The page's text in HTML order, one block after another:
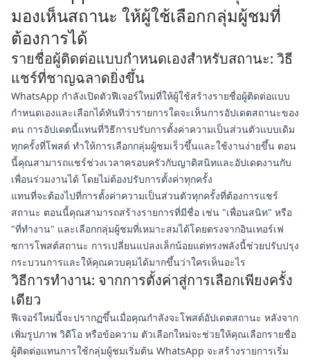
มองเห็นสถานะ ให้ผู้ใช้เลือกกลุ่มผู้ชมที่
ต้องการได้
รายชื่อผู้ติดต่อแบบกำหนดเองสำหรับสถานะ: วิธี
แชร์ที่ชาญฉลาดยิ่งขึ้น
WhatsApp กำลังเปิดตัวฟีเจอร์ใหม่ที่ให้ผู้ใช้สร้างรายชื่อผู้ติดต่อแบบ
กำหนดเองและเลือกได้ทันทีว่ารายการใดจะเห็นการอัปเดตสถานะของ
ตน การอัปเดตนี้แทนที่วิธีการปรับการตั้งค่าความเป็นส่วนตัวแบบเดิม
ทุกครั้งที่โพสต์ ทำให้การเลือกกลุ่มผู้ชมเร็วขึ้นและใช้งานง่ายขึ้น ตอน
นี้คุณสามารถแชร์ช่วงเวลาครอบครัวกับญาติสนิทและอัปเดตงานกับ
เพื่อนร่วมงานได้ โดยไม่ต้องปรับการตั้งค่าทุกครั้ง
แทนที่จะต้องไปที่การตั้งค่าความเป็นส่วนตัวทุกครั้งที่ต้องการแชร์
สถานะ ตอนนี้คุณสามารถสร้างรายการที่มีชื่อ เช่น "เพื่อนสนิท" หรือ
"ที่ทำงาน" และเลือกกลุ่มผู้ชมที่เหมาะสมได้โดยตรงจากอินเทอร์เฟ
ซการโพสต์สถานะ การเปลี่ยนแปลงเล็กน้อยแต่ทรงพลังนี้ช่วยปรับปรุง
กระบวนการและให้คุณควบคุมได้มากขึ้นว่าใครเห็นอะไร
วิธีการทำงาน: จากการตั้งค่าสู่การเลือกเพียงครั้ง
เดียว
ฟีเจอร์ใหม่นี้จะปรากฏขึ้นเมื่อคุณกำลังจะโพสต์อัปเดตสถานะ หลังจาก
เพิ่มรูปภาพ วิดีโอ หรือข้อความ ตัวเลือกใหม่จะช่วยให้คุณเลือกรายชื่อ
ผู้ติดต่อแทนการใช้กลุ่มผู้ชมเริ่มต้น WhatsApp จะสร้างรายการเริ่ม